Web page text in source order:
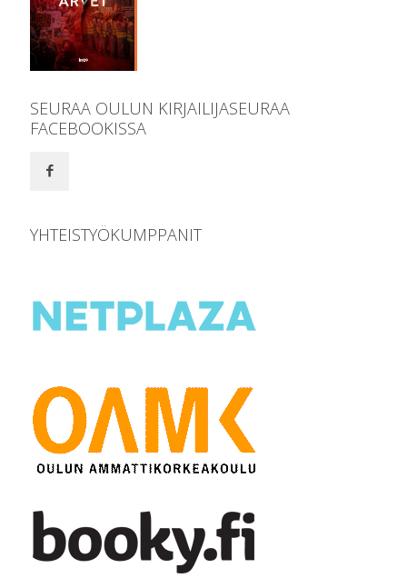
SEURAA OULUN KIRJAILIJASEURAA
FACEBOOKISSA
YHTEISTYÖKUMPPANIT